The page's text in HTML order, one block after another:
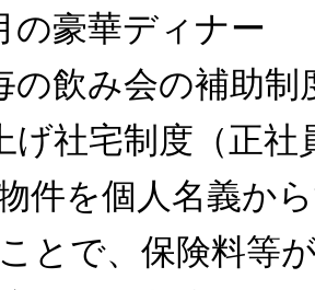
の豪華ディナー
の飲み会の補助制
げ社宅制度（正社
件を個人名義か
とで、保険料等